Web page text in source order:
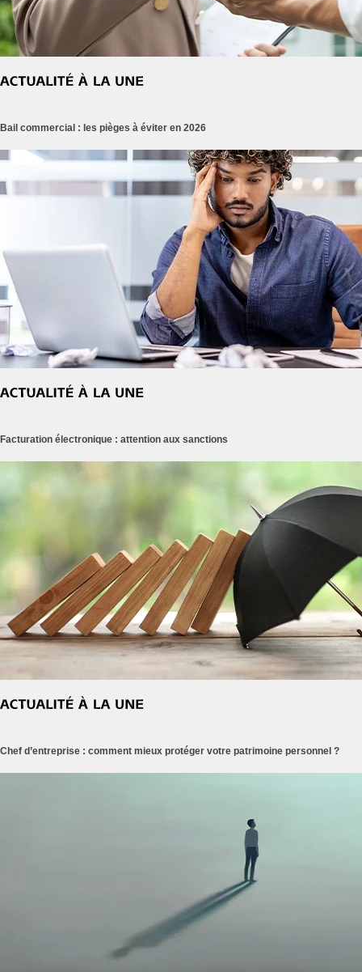
Bail commercial : les pièges à éviter en 2026
Facturation électronique : attention aux sanctions
Chef d’entreprise : comment mieux protéger votre patrimoine personnel ?